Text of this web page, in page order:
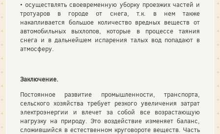
• осуществлять своевременную уборку проезжих частей и
тротуаров в городе от снега, т.к. в нем также
накапливается большое количество вредных веществ от
автомобильных выхлопов, которые в процессе таяния
снега и в дальнейшем испарения талых вод попадают в
атмосферу.
Заключение.
Постоянное развитие промышленности, транспорта,
сельского хозяйства требует резкого увеличения затрат
электроэнергии и влечет за собой все возрастающую
нагрузку на природу. Это воздействие изменяет баланс,
сложившийся в естественном круговороте веществ. Часть